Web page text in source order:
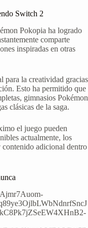
Switch 2
Pokopia ha logrado
comparte
inspiradas en otras
para la creatividad gracias
Esto ha permitido que
gimnasios Pokémon
clásicas de la saga.
el juego pueden
actualmente, los
contenido adicional dentro